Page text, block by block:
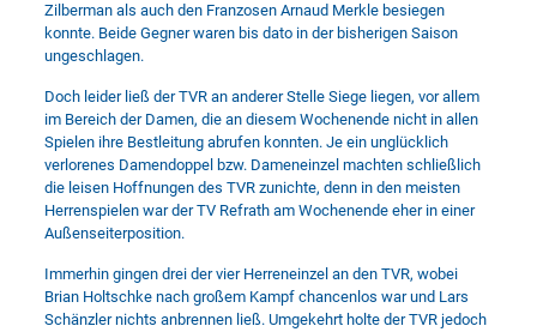
Zilberman als auch den Franzosen Arnaud Merkle besiegen
konnte. Beide Gegner waren bis dato in der bisherigen Saison
ungeschlagen.
Doch leider ließ der TVR an anderer Stelle Siege liegen, vor allem
im Bereich der Damen, die an diesem Wochenende nicht in allen
Spielen ihre Bestleitung abrufen konnten. Je ein unglücklich
verlorenes Damendoppel bzw. Dameneinzel machten schließlich
die leisen Hoffnungen des TVR zunichte, denn in den meisten
Herrenspielen war der TV Refrath am Wochenende eher in einer
Außenseiterposition.
Immerhin gingen drei der vier Herreneinzel an den TVR, wobei
Brian Holtschke nach großem Kampf chancenlos war und Lars
Schänzler nichts anbrennen ließ. Umgekehrt holte der TVR jedoch